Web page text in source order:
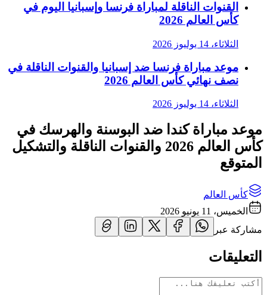
القنوات الناقلة لمباراة فرنسا وإسبانيا اليوم في
كأس العالم 2026
الثلاثاء، 14 يوليوز 2026
موعد مباراة فرنسا ضد إسبانيا والقنوات الناقلة في
نصف نهائي كأس العالم 2026
الثلاثاء، 14 يوليوز 2026
موعد مباراة كندا ضد البوسنة والهرسك في
كأس العالم 2026 والقنوات الناقلة والتشكيل
المتوقع
كأس العالم
الخميس، 11 يونيو 2026
مشاركة عبر
التعليقات